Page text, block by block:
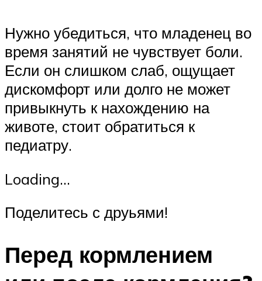
Нужно убедиться, что младенец во
время занятий не чувствует боли.
Если он слишком слаб, ощущает
дискомфорт или долго не может
привыкнуть к нахождению на
животе, стоит обратиться к
педиатру.
Loading…
Поделитесь с друьями!
Перед кормлением